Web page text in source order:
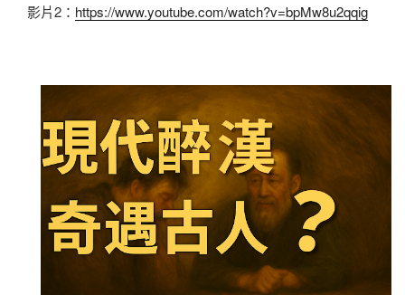
影片2： https://www.youtube.com/watch?v=bpMw8u2qqig